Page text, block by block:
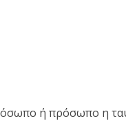
ή πρόσωπο η